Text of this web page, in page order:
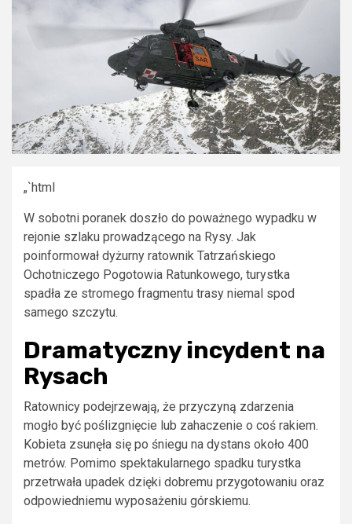
„`html
W sobotni poranek doszło do poważnego wypadku w
rejonie szlaku prowadzącego na Rysy. Jak
poinformował dyżurny ratownik Tatrzańskiego
Ochotniczego Pogotowia Ratunkowego, turystka
spadła ze stromego fragmentu trasy niemal spod
samego szczytu.
Dramatyczny incydent na
Rysach
Ratownicy podejrzewają, że przyczyną zdarzenia
mogło być poślizgnięcie lub zahaczenie o coś rakiem.
Kobieta zsunęła się po śniegu na dystans około 400
metrów. Pomimo spektakularnego spadku turystka
przetrwała upadek dzięki dobremu przygotowaniu oraz
odpowiedniemu wyposażeniu górskiemu.